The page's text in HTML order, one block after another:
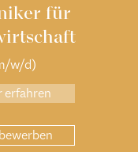
für
w/d)
erfahren